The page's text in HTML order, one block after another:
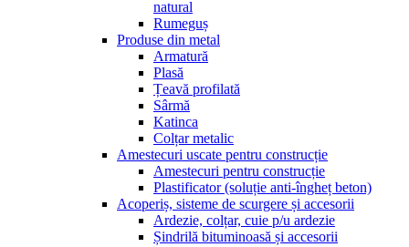
natural
Rumeguș
Produse din metal
Armatură
Plasă
Țeavă profilată
Sârmă
Katinca
Colțar metalic
Amestecuri uscate pentru construcție
Amestecuri pentru construcție
Plastificator (soluție anti-îngheț beton)
Acoperiș, sisteme de scurgere și accesorii
Ardezie, colțar, cuie p/u ardezie
Șindrilă bituminoasă și accesorii